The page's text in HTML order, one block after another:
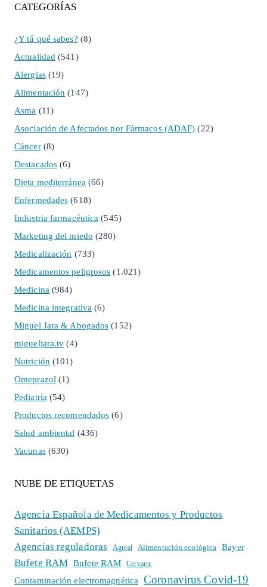
CATEGORÍAS
¿Y tú qué sabes? (8)
Actualidad (541)
Alergias(19)
Alimentación (147)
Asma (11)
Asociación de Afectados por Fármacos (ADAF) (22)
Cáncer(8)
Destacados (6)
Dieta mediterránea (66)
Enfermedades (618)
Industria farmacéutica (545)
Marketing del miedo (280)
Medicalización (733)
Medicamentos peligrosos (1.021)
Medicina (984)
Medicina integrativa (6)
Miguel Jara & Abogados (152)
migueljara.tv (4)
Nutrición (101)
Omeprazol (1)
Pediatría (54)
Productos recomendados (6)
Salud ambiental (436)
Vacunas(630)
NUBE DE ETIQUETAS
Agencia Española de Medicamentos y Productos
Sanitarios (AEMPS)
Agencias reguladoras
Agreal Alimentación ecológica Bayer
Bufete RAM Bufete RAM Cervarix
Contaminación electromagnética Coronavirus Covid-19